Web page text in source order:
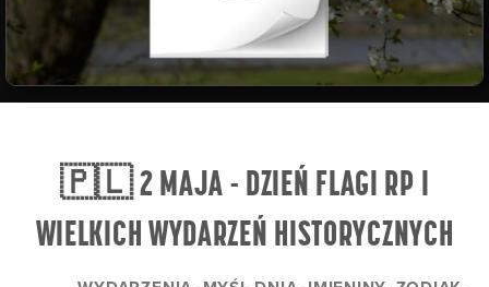
🇵🇱 2 MAJA - DZIEŃ FLAGI RP I
WIELKICH WYDARZEŃ HISTORYCZNYCH